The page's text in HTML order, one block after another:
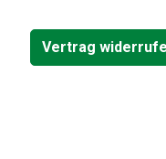
Vertrag